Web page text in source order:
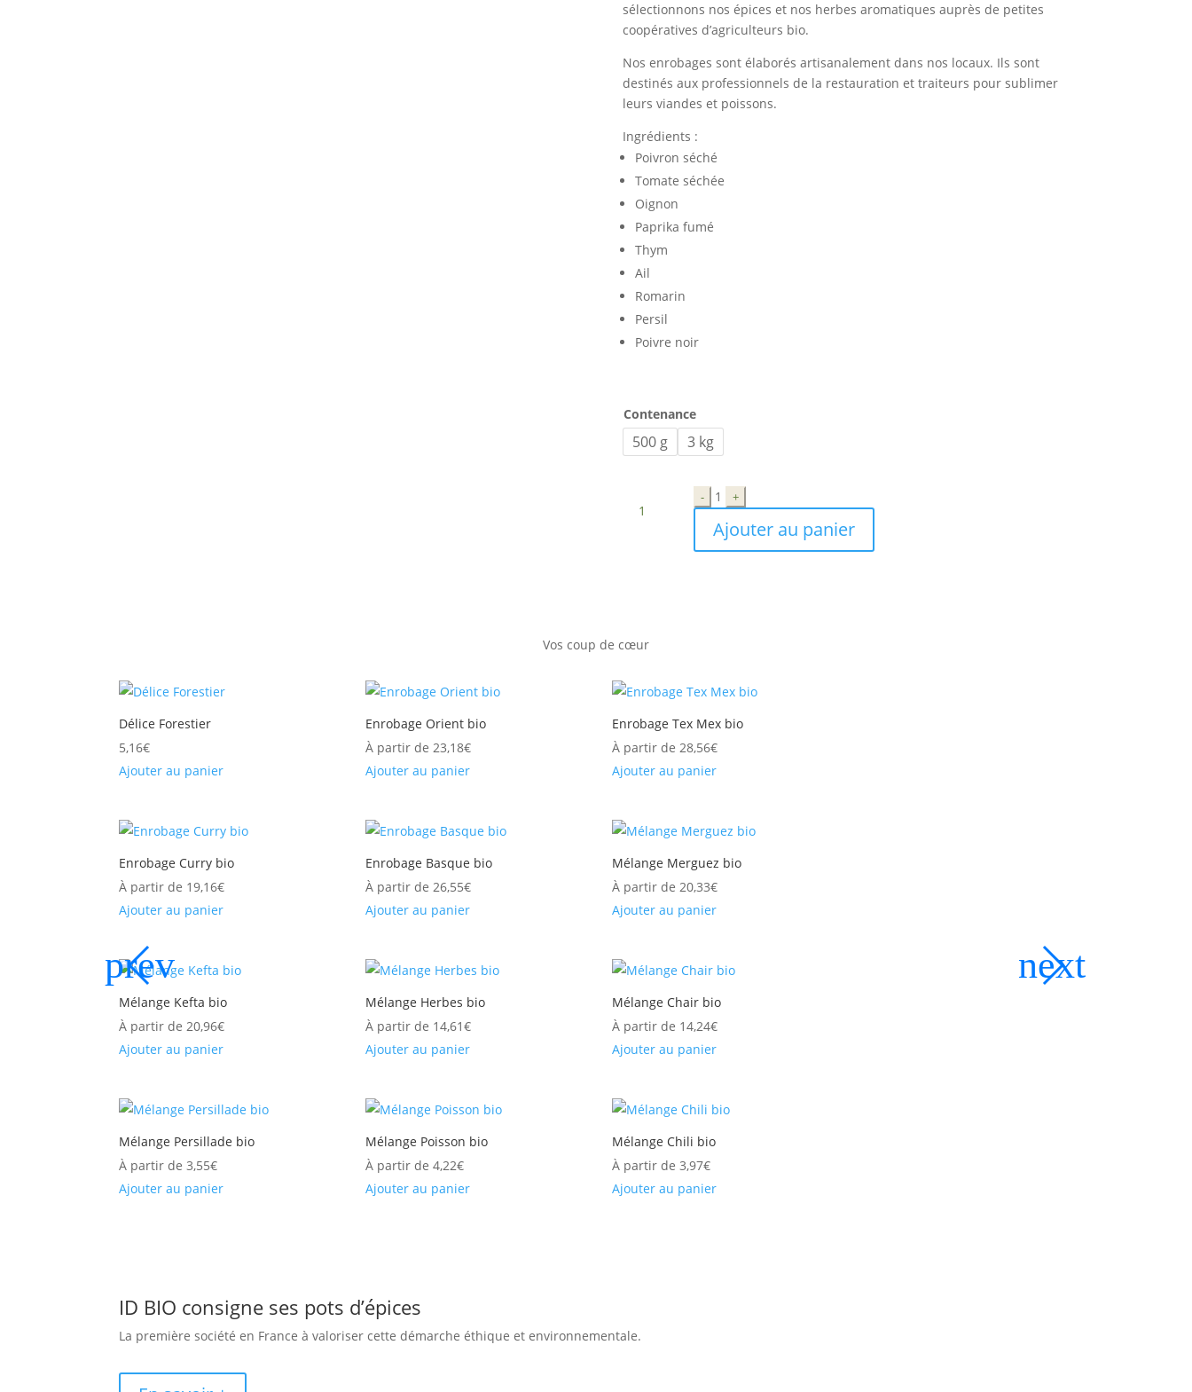
sélectionnons nos épices et nos herbes aromatiques auprès de petites
coopératives d’agriculteurs bio.
Nos enrobages sont élaborés artisanalement dans nos locaux. Ils sont
destinés aux professionnels de la restauration et traiteurs pour sublimer
leurs viandes et poissons.
Ingrédients :
Poivron séché
Tomate séchée
Oignon
Paprika fumé
Thym
Ail
Romarin
Persil
Poivre noir
Contenance
500 g 3 kg
Quantité
- 1 +
Ajouter au panier
Vos coup de cœur
Délice Forestier
5,16€
Ajouter au panier
Enrobage Orient bio
À partir de23,18€
Ajouter au panier
Enrobage Tex Mex bio
À partir de28,56€
Ajouter au panier
Enrobage Curry bio
À partir de 19,16€
Ajouter au panier
Enrobage Basque bio
À partir de26,55€
Ajouter au panier
Mélange Merguez bio
À partir de20,33€
Ajouter au panier
Mélange Kefta bio
À partir de20,96€
Ajouter au panier
Mélange Herbes bio
À partir de 14,61€
Ajouter au panier
Mélange Chair bio
À partir de 14,24€
Ajouter au panier
Mélange Persillade bio
À partir de3,55€
Ajouter au panier
Mélange Poisson bio
À partir de4,22€
Ajouter au panier
Mélange Chili bio
À partir de3,97€
Ajouter au panier
ID BIO consigne ses pots d’épices
La première société en France à valoriser cette démarche éthique et environnementale.